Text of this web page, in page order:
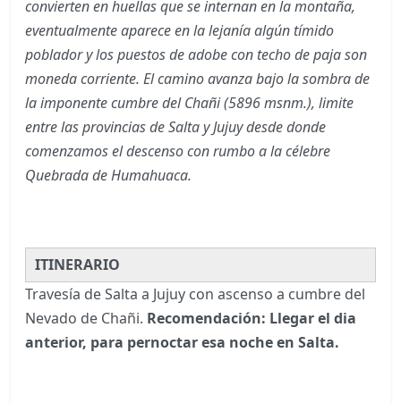
convierten en huellas que se internan en la montaña,
eventualmente aparece en la lejanía algún tímido
poblador y los puestos de adobe con techo de paja son
moneda corriente. El camino avanza bajo la sombra de
la imponente cumbre del Chañi (5896 msnm.), limite
entre las provincias de Salta y Jujuy desde donde
comenzamos el descenso con rumbo a la célebre
Quebrada de Humahuaca.
ITINERARIO
Travesía de Salta a Jujuy con ascenso a cumbre del
Nevado de Chañi. Recomendación: Llegar el dia
anterior, para pernoctar esa noche en Salta.